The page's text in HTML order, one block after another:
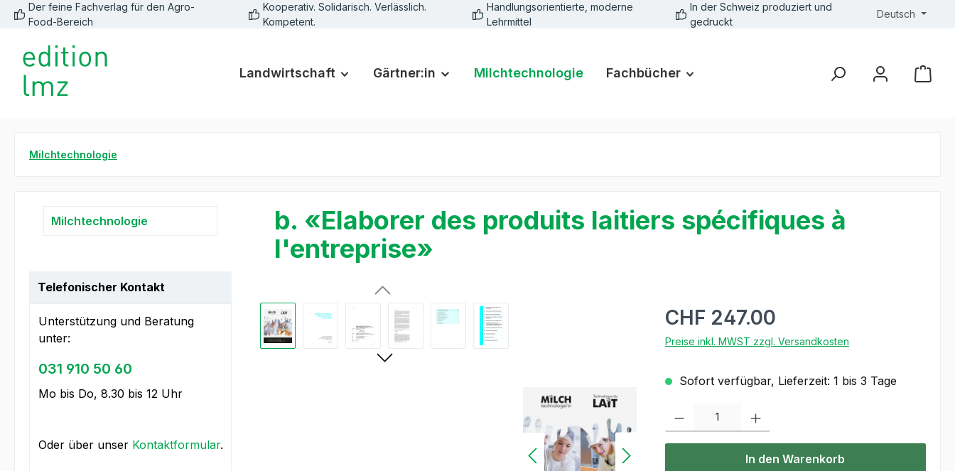
Zur Hauptnavigation springen
Der feine Fachverlag für den Agro-
Food-Bereich
Kooperativ. Solidarisch. Verlässlich.
Kompetent.
Handlungsorientierte, moderne
Lehrmittel
In der Schweiz produziert und
gedruckt
Deutsch
Landwirtschaft Gärtner:in Milchtechnologie Fachbücher
Milchtechnologie
Milchtechnologie
Telefonischer Kontakt
Unterstützung und Beratung
unter:
031 910 50 60
Mo bis Do, 8.30 bis 12 Uhr
Oder über unser Kontaktformular.
b. «Elaborer des produits laitiers spécifiques à
l'entreprise»
Bildergalerie überspringen CHF 247.00
Preise inkl. MWST zzgl. Versandkosten
Sofort verfügbar, Lieferzeit: 1 bis 3 Tage
In den Warenkorb